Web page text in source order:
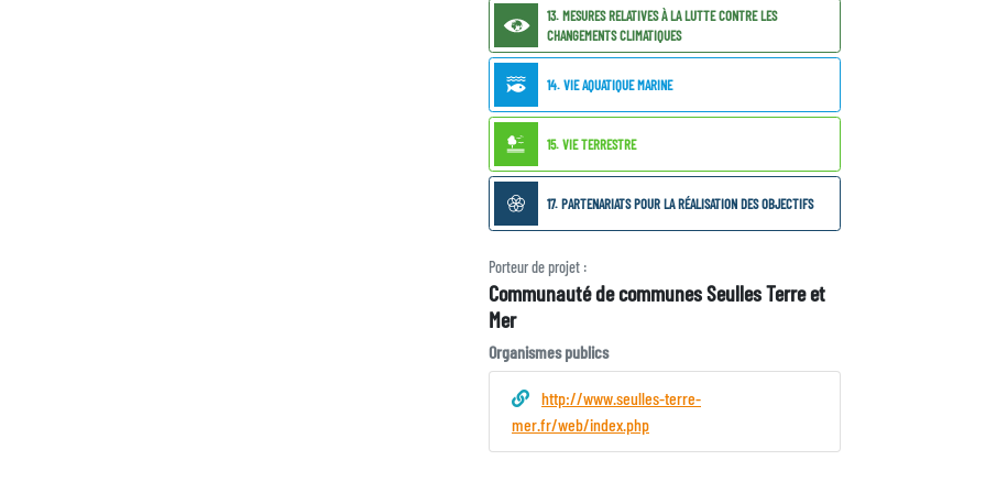
13. MESURES RELATIVES À LA LUTTE CONTRE LES
CHANGEMENTS CLIMATIQUES
14. VIE AQUATIQUE MARINE
15. VIE TERRESTRE
17. PARTENARIATS POUR LA RÉALISATION DES OBJECTIFS
Porteur
de
projet
Porteur de projet :
Communauté de communes Seulles Terre et
Mer
Type
de
porteur
Organismes publics
http://www.seulles-terre-
mer.fr/web/index.php